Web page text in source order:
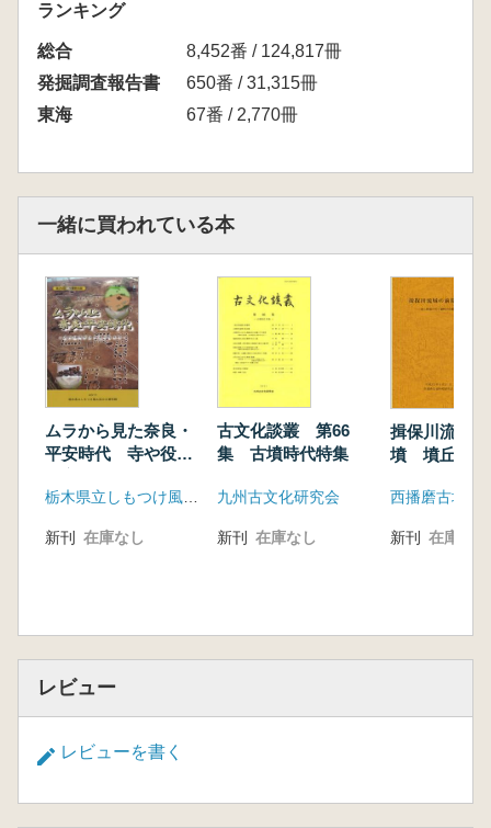
ランキング
総合
8,452番 / 124,817冊
発掘調査報告書
650番 / 31,315冊
東海
67番 / 2,770冊
一緒に買われている本
ムラから見た奈良・
平安時代 寺や役所
栃木県立しもつけ風土記の丘資料館
新刊 在庫なし
古文化談叢 第66
集 古墳時代特集
九州古文化研究会
新刊 在庫なし
揖保川流域
墳 墳丘測量
西播磨古墳時
新刊 在庫なし
レビュー
レビューを書く